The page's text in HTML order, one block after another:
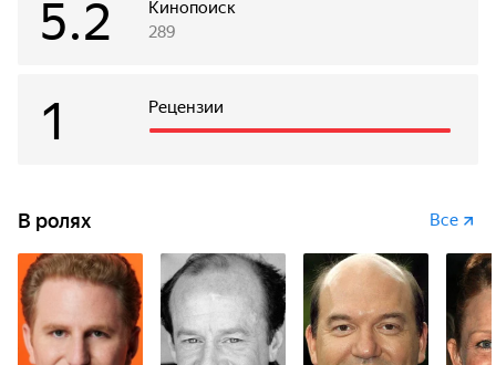
Эда с детства мучило противоречие: лечить или калечить.
Кинопоиск
5.2 289
Рецензии
1
В ролях Все